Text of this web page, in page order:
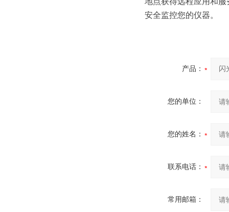
安全监控您的仪器。
产品：
您的单位：
您的姓名：
联系电话：
常用邮箱：